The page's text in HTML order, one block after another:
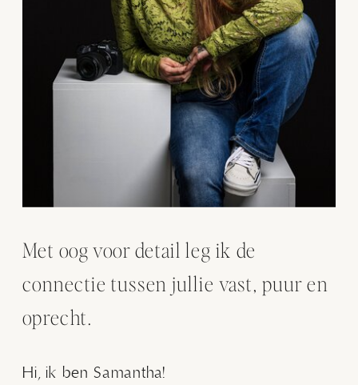
Hi, ik ben Samantha!
Met oog voor detail leg ik de
connectie tussen jullie vast, puur en
oprecht.